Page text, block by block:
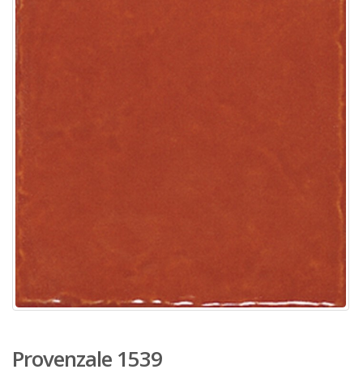
Provenzale 1539